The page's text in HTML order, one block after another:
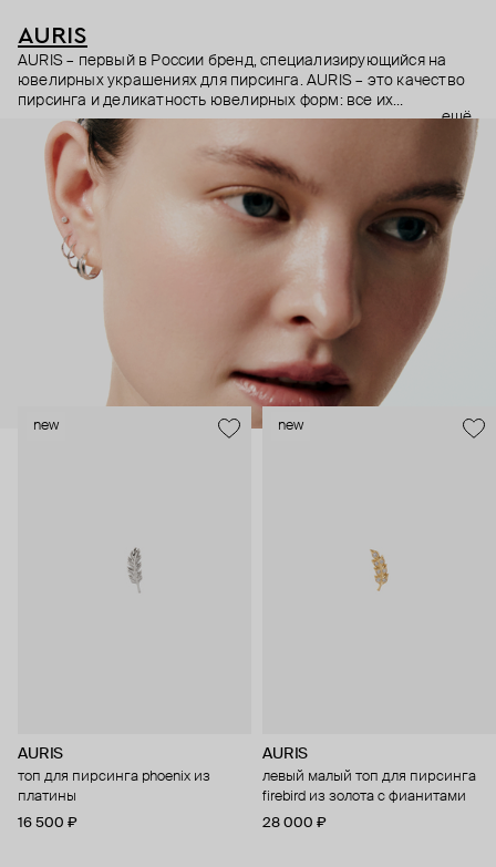
AURIS
AURIS – первый в России бренд, специализирующийся на
ювелирных украшениях для пирсинга. AURIS – это качество
пирсинга и деликатность ювелирных форм: все их
украшения ручной работы. В процессе создания участвуют
как профессиональные пирсеры (они отвечают за
безопасность и эргономичность пирсинга), так и ювелирные
стилисты (благодаря им дизайн соответствует трендам, а
украшения легко сочетаются между собой).
Украшения AURIS – для тех, кто открыто выражает себя, но
делает это интеллигентно и по-взрослому.
ещё
new
AURIS
топ для пирсинга phoenix из
платины
16 500 ₽
new
AURIS
левый малый топ для пирсинга
firebird из золота с фианитами
28 000 ₽